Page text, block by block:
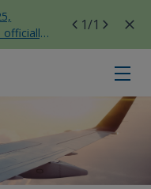
officially
to
T3
1/1
TINH